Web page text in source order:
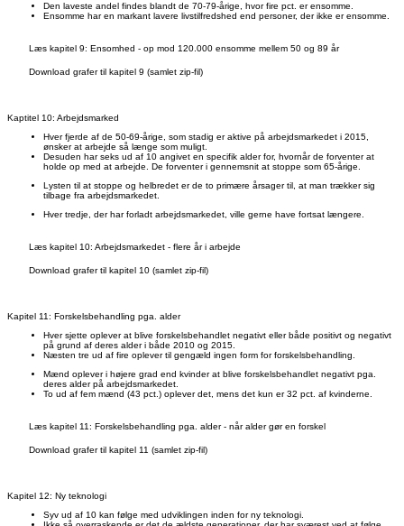
Den laveste andel findes blandt de 70-79-årige, hvor fire pct. er ensomme.
Ensomme har en markant lavere livstilfredshed end personer, der ikke er ensomme.
Læs kapitel 9: Ensomhed - op mod 120.000 ensomme mellem 50 og 89 år
Download grafer til kapitel 9 (samlet zip-fil)
Kaptitel 10: Arbejdsmarked
Hver fjerde af de 50-69-årige, som stadig er aktive på arbejdsmarkedet i 2015,
ønsker at arbejde så længe som muligt.
Desuden har seks ud af 10 angivet en specifik alder for, hvornår de forventer at
holde op med at arbejde. De forventer i gennemsnit at stoppe som 65-årige.
Lysten til at stoppe og helbredet er de to primære årsager til, at man trækker sig
tilbage fra arbejdsmarkedet.
Hver tredje, der har forladt arbejdsmarkedet, ville gerne have fortsat længere.
Læs kapitel 10: Arbejdsmarkedet - flere år i arbejde
Download grafer til kapitel 10 (samlet zip-fil)
Kapitel 11: Forskelsbehandling pga. alder
Hver sjette oplever at blive forskelsbehandlet negativt eller både positivt og negativt
på grund af deres alder i både 2010 og 2015.
Næsten tre ud af fire oplever til gengæld ingen form for forskelsbehandling.
Mænd oplever i højere grad end kvinder at blive forskelsbehandlet negativt pga.
deres alder på arbejdsmarkedet.
To ud af fem mænd (43 pct.) oplever det, mens det kun er 32 pct. af kvinderne.
Læs kapitel 11: Forskelsbehandling pga. alder - når alder gør en forskel
Download grafer til kapitel 11 (samlet zip-fil)
Kapitel 12: Ny teknologi
Syv ud af 10 kan følge med udviklingen inden for ny teknologi.